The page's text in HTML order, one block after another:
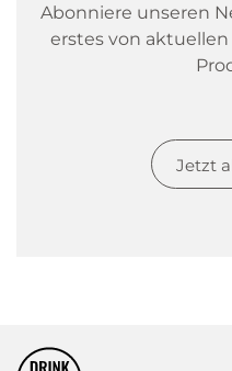
Abonniere unseren
erstes von
Jetzt